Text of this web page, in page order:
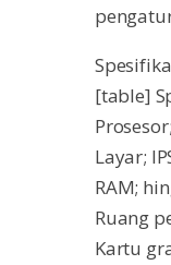
[table]
Layar;
RAM;
Ruang
Kartu